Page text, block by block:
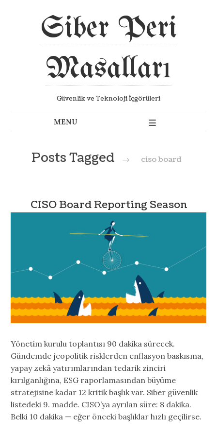
Siber Peri
Masalları
Güvenlik ve Teknoloji İçgörüleri
Posts Tagged → ciso board
CISO Board Reporting Season
Yönetim kurulu toplantısı 90 dakika sürecek.
Gündemde jeopolitik risklerden enflasyon baskısına,
yapay zekâ yatırımlarından tedarik zinciri
kırılganlığına, ESG raporlamasından büyüme
stratejisine kadar 12 kritik başlık var. Siber güvenlik
listedeki 9. madde. CISO’ya ayrılan süre: 8 dakika.
Belki 10 dakika — eğer önceki başlıklar hızlı geçilirse.